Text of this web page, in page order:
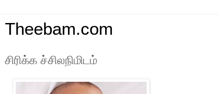
Theebam.com
சிரிக்க ச்சிலநிமிடம்